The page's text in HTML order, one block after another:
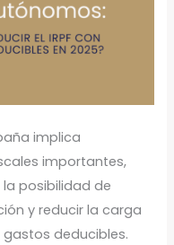
implica
importantes,
posibilidad de
y reducir la carga
gastos deducibles.